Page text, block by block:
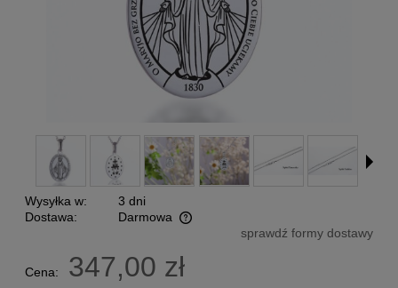
Wysyłka w:
3 dni
Dostawa:
Darmowa
Cena nie zawiera ewentualnych kosztów płatnościsprawdź formy dostawy
Cena: 347,00 zł